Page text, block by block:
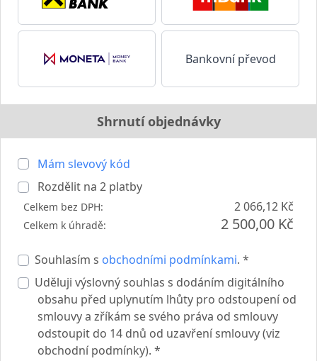
Bankovní převod
Shrnutí objednávky
Mám slevový kód
Rozdělit na 2 platby
Celkem bez DPH: 2 066,12 Kč
Celkem k úhradě: 2 500,00 Kč
Souhlasím s obchodními podmínkami. *
Uděluji výslovný souhlas s dodáním digitálního
obsahu před uplynutím lhůty pro odstoupení od
smlouvy a zříkám se svého práva od smlouvy
odstoupit do 14 dnů od uzavření smlouvy (viz
obchodní podmínky). *